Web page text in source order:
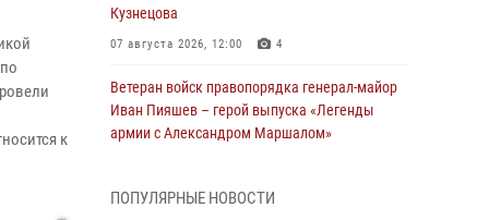
к
Кузнецова
07 августа 2026, 12:00 4
Ветеран войск правопорядка генерал-майор
Иван Пияшев – герой выпуска «Легенды
армии с Александром Маршалом»
Росгвардейцы пресекли попытку руферов
ПОПУЛЯРНЫЕ НОВОСТИ